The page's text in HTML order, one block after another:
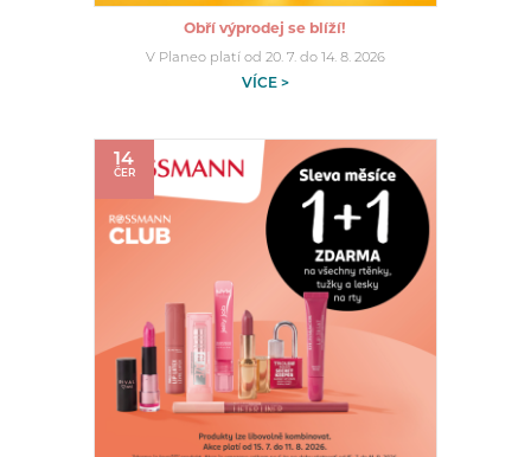
Obří výprodej se blíží!
V Planeo platí od 20. 7. do 14. 8. 2026
VÍCE >
14
ČER